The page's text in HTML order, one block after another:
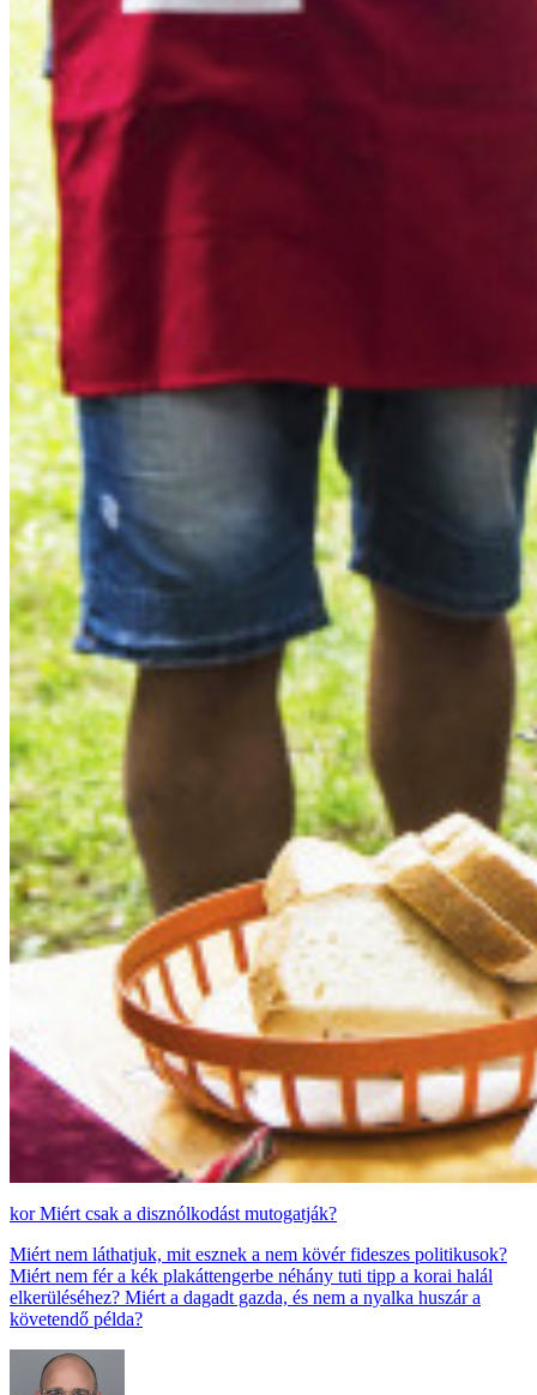
Miért csak a disznólkodást mutogatják?
Miért nem láthatjuk, mit esznek a nem kövér fideszes politikusok?
Miért nem fér a kék plakáttengerbe néhány tuti tipp a korai halál
elkerüléséhez? Miért a dagadt gazda, és nem a nyalka huszár a
követendő példa?